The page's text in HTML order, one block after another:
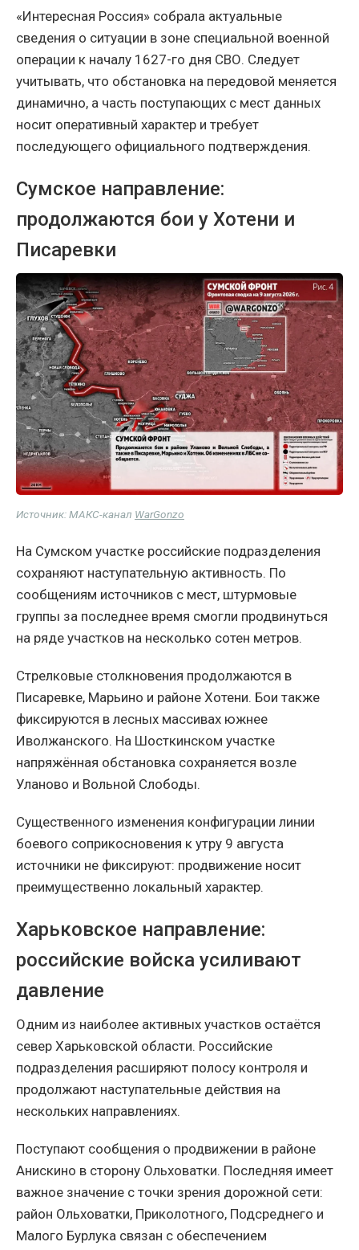
«Интересная Россия» собрала актуальные
сведения о ситуации в зоне специальной военной
операции к началу 1627-го дня СВО. Следует
учитывать, что обстановка на передовой меняется
динамично, а часть поступающих с мест данных
носит оперативный характер и требует
последующего официального подтверждения.
Сумское направление:
продолжаются бои у Хотени и
Писаревки
Источник: МАКС-канал WarGonzo
На Сумском участке российские подразделения
сохраняют наступательную активность. По
сообщениям источников с мест, штурмовые
группы за последнее время смогли продвинуться
на ряде участков на несколько сотен метров.
Стрелковые столкновения продолжаются в
Писаревке, Марьино и районе Хотени. Бои также
фиксируются в лесных массивах южнее
Иволжанского. На Шосткинском участке
напряжённая обстановка сохраняется возле
Уланово и Вольной Слободы.
Существенного изменения конфигурации линии
боевого соприкосновения к утру 9 августа
источники не фиксируют: продвижение носит
преимущественно локальный характер.
Харьковское направление:
российские войска усиливают
давление
Одним из наиболее активных участков остаётся
север Харьковской области. Российские
подразделения расширяют полосу контроля и
продолжают наступательные действия на
нескольких направлениях.
Поступают сообщения о продвижении в районе
Анискино в сторону Ольховатки. Последняя имеет
важное значение с точки зрения дорожной сети:
район Ольховатки, Приколотного, Подсреднего и
Малого Бурлука связан с обеспечением